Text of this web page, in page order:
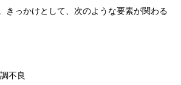
きっかけとして、次のような要素が関わる
不良